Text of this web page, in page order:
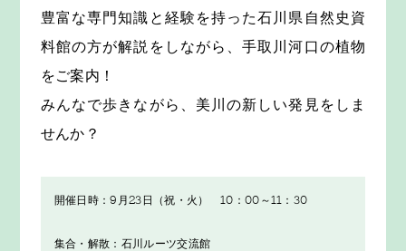
豊富な専門知識と経験を持った石川県自然史資
料館の方が解説をしながら、手取川河口の植物
をご案内！
みんなで歩きながら、美川の新しい発見をしま
せんか？
開催日時：9月23日（祝・火） 10：00～11：30
集合・解散：石川ルーツ交流館